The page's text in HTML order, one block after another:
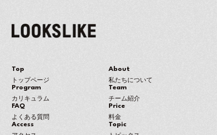
Top
トップページ
About
私たちについて
Program
カリキュラム
Team
チーム紹介
FAQ
よくある質問
Price
料金
Access Topic